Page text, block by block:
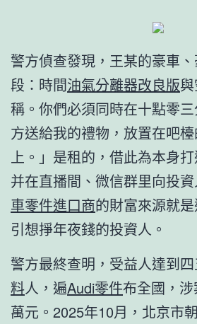
警方偵查發現，王某的豪車
段：時間油氣分離器改良版
稱。你們必須同時在十點零
方送給我的禮物，放置在吧
上。」是租的，借此為本身打
并在直播間、微信群里向投
車零件進口商的財富來源就
引想掙年夜錢的投資人。
警方最終查明，受益人達到
料人，遍Audi零件布全國，
萬元。2025年10月，北京市